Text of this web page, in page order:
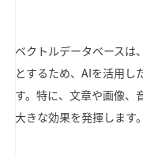
ベクトルデータベースは
とするため、AIを活用し
す。特に、文章や画像、
大きな効果を発揮します。